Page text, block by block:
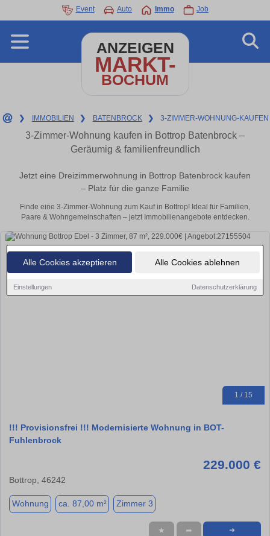
Alle Cookies akzeptieren Alle Cookies ablehnen
Einstellungen Datenschutzerklärung
Event Auto Immo Job
ANZEIGEN
MARKT-
BOCHUM
❯ IMMOBILIEN ❯ BATENBROCK ❯ 3-ZIMMER-WOHNUNG-KAUFEN
3-Zimmer-Wohnung kaufen in Bottrop Batenbrock –
Geräumig & familienfreundlich
Jetzt eine Dreizimmerwohnung in Bottrop Batenbrock kaufen
– Platz für die ganze Familie
Finde eine 3-Zimmer-Wohnung zum Kauf in Bottrop! Ideal für Familien,
Paare & Wohngemeinschaften – jetzt Immobilienangebote entdecken.
1 / 15
!!! Provisionsfrei !!! Modernisierte Wohnung in BOT-
Fuhlenbrock
229.000 €
Bottrop, 46242
Wohnung ca. 87,00 m² Zimmer 3
★ ➦ ➜